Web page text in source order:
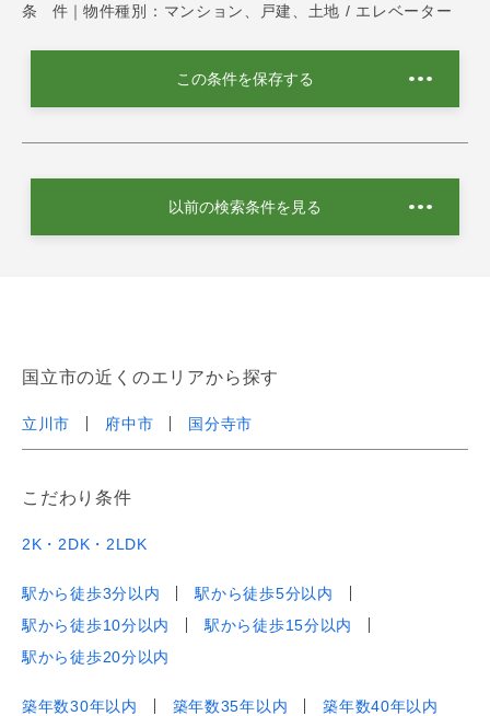
条 件｜ 物件種別：マンション、戸建、土地 / エレベーター
この条件を保存する
以前の検索条件を見る
国立市の近くのエリアから探す
立川市 府中市 国分寺市
こだわり条件
2K・2DK・2LDK
駅から徒歩3分以内
駅から徒歩5分以内
駅から徒歩10分以内
駅から徒歩15分以内
駅から徒歩20分以内
築年数30年以内 築年数35年以内 築年数40年以内